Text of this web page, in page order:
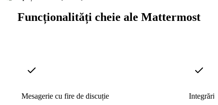
Funcționalități cheie ale Mattermost
Mesagerie cu fire de discuție Integrări